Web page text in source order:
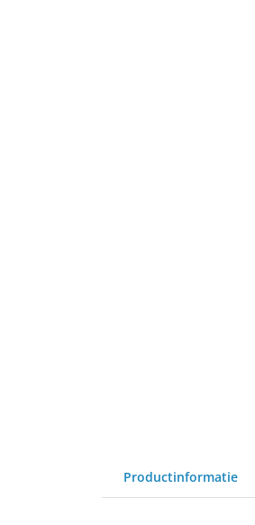
Productinformatie